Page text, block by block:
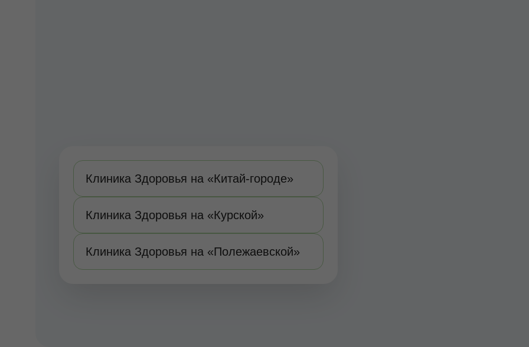
Клиника Здоровья на «Китай-городе»
Клиника Здоровья на «Курской»
Клиника Здоровья на «Полежаевской»